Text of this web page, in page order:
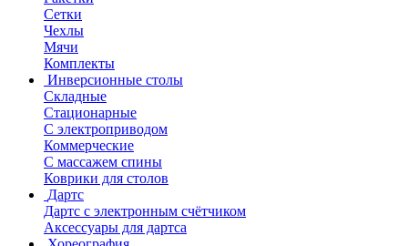
Сетки
Чехлы
Мячи
Комплекты
Инверсионные столы
Складные
Стационарные
С электроприводом
Коммерческие
С массажем спины
Коврики для столов
Дартс
Дартс с электронным счётчиком
Аксессуары для дартса